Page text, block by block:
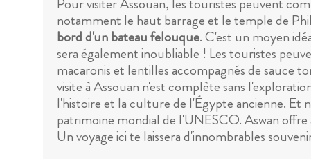
notamment le haut barrage et le temple de
bord d'un bateau felouque. C'est un moyen
sera également inoubliable ! Les touristes
macaronis et lentilles accompagnés de sauce
visite à Assouan n'est complète sans
l'histoire et la culture de l'Égypte ancienne. Et
patrimoine mondial de l'UNESCO. Aswan
Un voyage ici te laissera d'innombrables